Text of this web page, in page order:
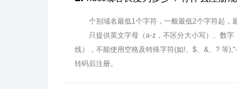
个别域名最低1个字符，一般最低2个字符起，
只提供英文字母（a-z，不区分大小写）、数
线），不能使用空格及特殊字符(如!、$、&、? 等
转码后注册。